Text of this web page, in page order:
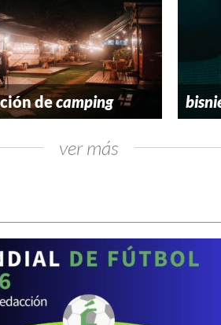
decamping
ver más